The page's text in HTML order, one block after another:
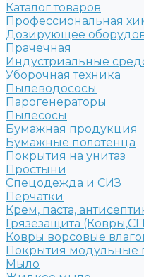
Каталог товаров
Профессиональная
Дозирующее
Прачечная
Индустриальные
Уборочная техника
Пылеводососы
Парогенераторы
Пылесосы
Бумажная продукция
Бумажные полотенца
Покрытия на унитаз
Простыни
Спецодежда и СИЗ
Перчатки
Крем, паста,
Грязезащита
Ковры ворсовые
Покрытия модульные
Мыло